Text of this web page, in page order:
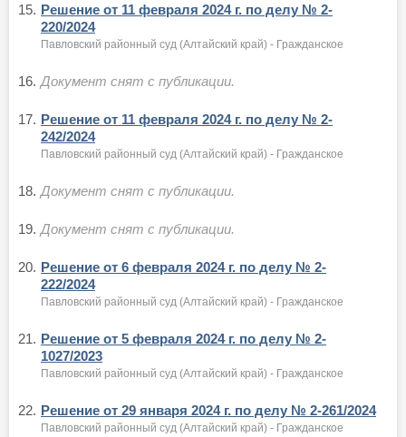
15. Решение от 11 февраля 2024 г. по делу № 2-
220/2024
Павловский районный суд (Алтайский край) - Гражданское
16. Документ снят с публикации.
17. Решение от 11 февраля 2024 г. по делу № 2-
242/2024
Павловский районный суд (Алтайский край) - Гражданское
18. Документ снят с публикации.
19. Документ снят с публикации.
20. Решение от 6 февраля 2024 г. по делу № 2-
222/2024
Павловский районный суд (Алтайский край) - Гражданское
21. Решение от 5 февраля 2024 г. по делу № 2-
1027/2023
Павловский районный суд (Алтайский край) - Гражданское
22. Решение от 29 января 2024 г. по делу № 2-261/2024
Павловский районный суд (Алтайский край) - Гражданское